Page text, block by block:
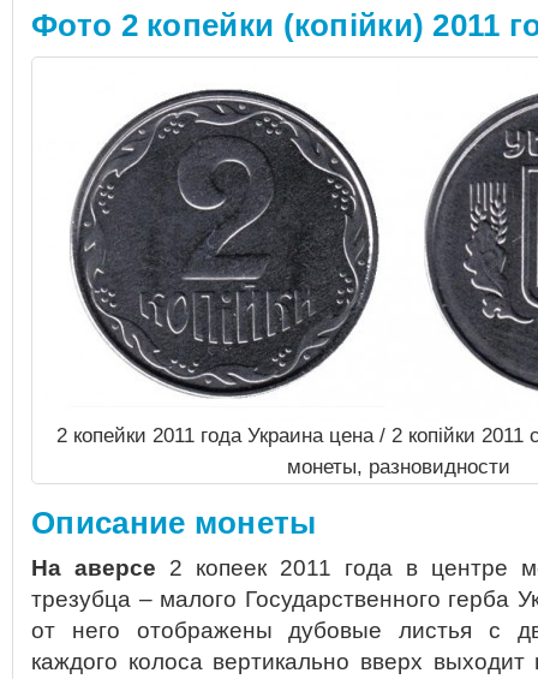
Фото 2 копейки (копійки) 2011
2 копейки 2011 года Украина цена / 2 копійки 2011
монеты, разновидности
Описание монеты
На аверсе 2 копеек 2011 года в центре
трезубца – малого Государственного герба
от него отображены дубовые листья с
каждого колоса вертикально вверх